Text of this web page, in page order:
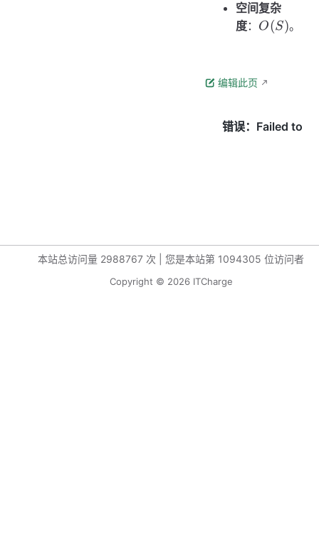
空间复杂
度： O(S)
O(S)。
编辑此页
本站总访问量 2988767 次 您是本站第 1094305 位访问者
Copyright © 2026 ITCharge